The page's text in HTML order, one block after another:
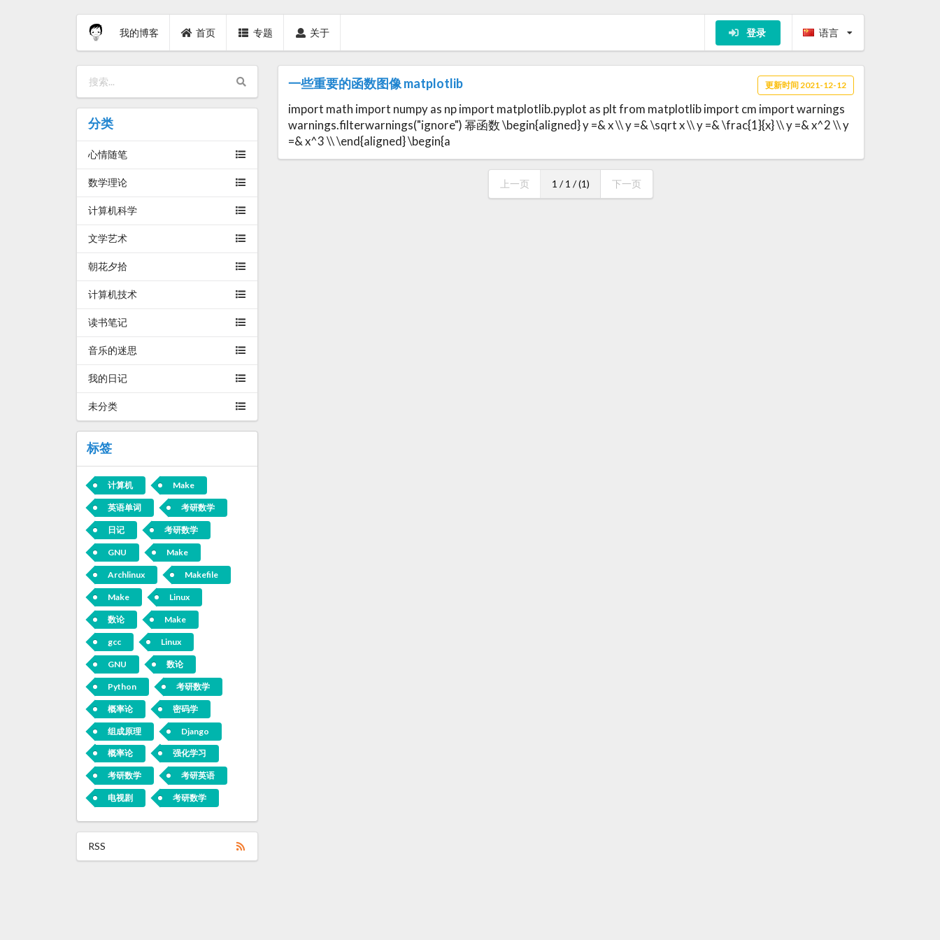
我的博客 首页 专题 关于 登录 语言
分类
心情随笔
数学理论
计算机科学
文学艺术
朝花夕拾
计算机技术
读书笔记
音乐的迷思
我的日记
未分类
标签
计算机 Make
英语单词 考研数学
日记 考研数学
GNU Make
Archlinux Makefile
Make Linux
数论 Make
gcc Linux
GNU 数论
Python 考研数学
概率论 密码学
组成原理 Django
概率论 强化学习
考研数学 考研英语
电视剧 考研数学
RSS
一些重要的函数图像 matplotlib 更新时间 2021-12-12
import math import numpy as np import matplotlib.pyplot as plt from matplotlib import cm import warnings
warnings.filterwarnings("ignore") 幂函数 \begin{aligned} y =& x \\ y =& \sqrt x \\ y =& \frac{1}{x} \\ y =& x^2 \\ y
=& x^3 \\ \end{aligned} \begin{a
上一页 1 / 1 / (1) 下一页